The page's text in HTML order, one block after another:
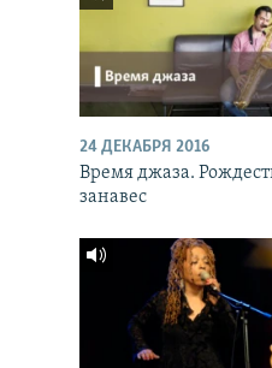
24 ДЕКАБРЯ 2016
Время джаза.
занавес